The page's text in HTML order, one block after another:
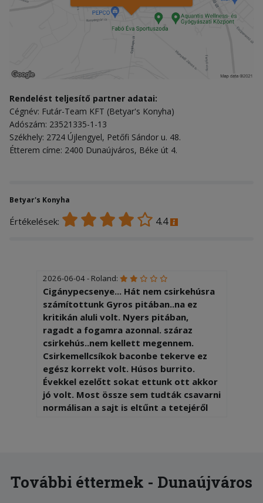
Rendelést teljesítő partner adatai:
Cégnév: Futár-Team KFT (Betyar's Konyha)
Adószám: 23521335-1-13
Székhely: 2724 Újlengyel, Petőfi Sándor u. 48.
Étterem címe: 2400 Dunaújváros, Béke út 4.
Betyar's Konyha
Értékelések: 4.4
2026-06-04 - Roland:
Cigánypecsenye... Hát nem csirkehúsra
számítottunk Gyros pitában..na ez
kritikán aluli volt. Nyers pitában,
ragadt a fogamra azonnal. száraz
csirkehús..nem kellett megennem.
Csirkemellcsíkok baconbe tekerve ez
egész korrekt volt. Húsos burrito.
Évekkel ezelőtt sokat ettunk ott akkor
jó volt. Most össze sem tudták csavarni
normálisan a sajt is eltűnt a tetejéről
2025-10-26 - Marianna:
További éttermek - Dunaújváros